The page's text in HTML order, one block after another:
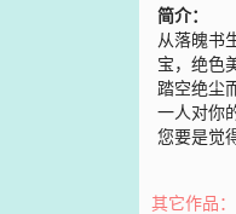
简介：
从落魄书
宝，绝色
踏空绝尘
一人对你
您要是觉
其它作品：